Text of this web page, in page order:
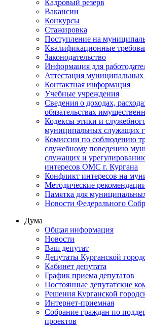
Кадровый резерв
Вакансии
Конкурсы
Стажировка
Поступление на
Квалификационные
Законодательство
Информация для
Аттестация
Контактная информация
Учебные учреждения
Сведения о доходах,
обязательствах
Кодексы этики и
муниципальных служащих
Комиссии по соблюдению
служебному поведению
служащих и
интересов ОМС г. Кургана
Конфликт интересов на
Методические
Памятка для
Новости Федерального
Дума
Общая информация
Новости
Ваш депутат
Депутаты Курганской
Кабинет депутата
График приема депутатов
Постоянные депутатские
Решения Курганской
Интернет-приемная
Собрание граждан по
проектов